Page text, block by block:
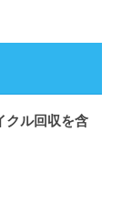
クル回収を含